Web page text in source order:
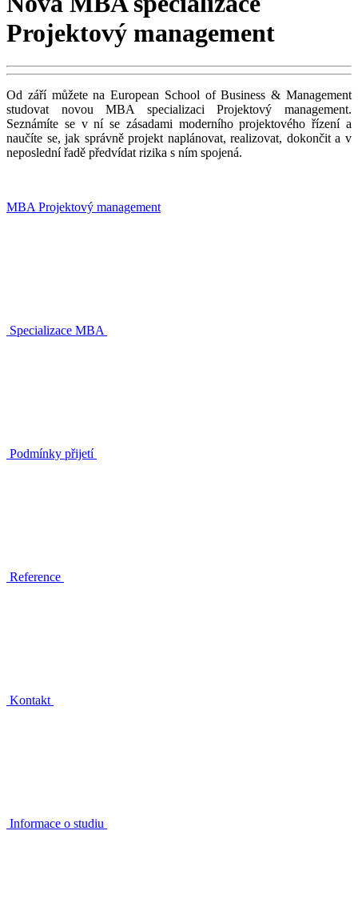
Projektový management
Od září můžete na European School of Business & Management
studovat novou MBA specializaci Projektový management.
Seznámíte se v ní se zásadami moderního projektového řízení a
naučíte se, jak správně projekt naplánovat, realizovat, dokončit a v
neposlední řadě předvídat rizika s ním spojená.
MBA Projektový management
Specializace MBA
Podmínky přijetí
Reference
Kontakt
Informace o studiu